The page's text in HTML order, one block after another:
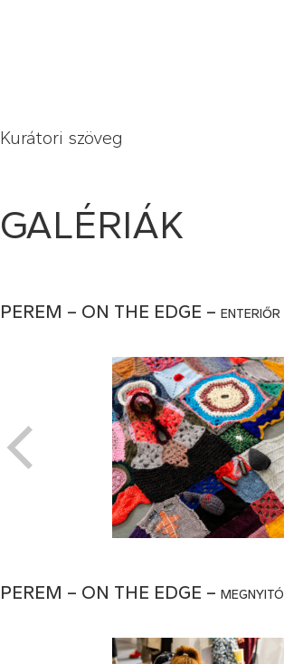
Kurátori szöveg
GALÉRIÁK
PEREM – ON THE EDGE – enteriőr
PEREM – ON THE EDGE – megnyitó